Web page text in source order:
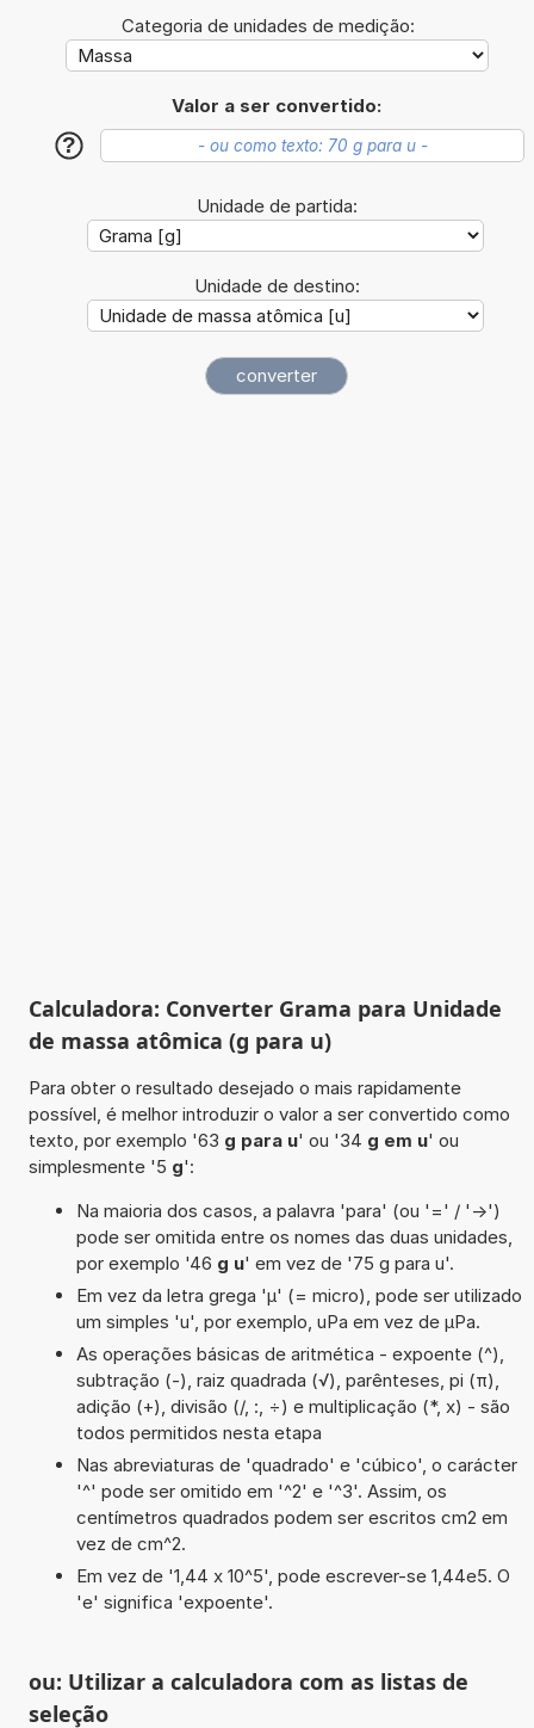
Categoria de unidades de medição:
Valor a ser convertido:
?
Unidade de partida:
Unidade de destino:
Calculadora: Converter Grama para Unidade
de massa atômica (g para u)
Para obter o resultado desejado o mais rapidamente
possível, é melhor introduzir o valor a ser convertido como
texto, por exemplo '63 g para u' ou '34 g em u' ou
simplesmente '5 g':
Na maioria dos casos, a palavra 'para' (ou '=' / '->')
pode ser omitida entre os nomes das duas unidades,
por exemplo '46 g u' em vez de '75 g para u'.
Em vez da letra grega 'µ' (= micro), pode ser utilizado
um simples 'u', por exemplo, uPa em vez de µPa.
As operações básicas de aritmética - expoente (^),
subtração (-), raiz quadrada (√), parênteses, pi (π),
adição (+), divisão (/, :, ÷) e multiplicação (*, x) - são
todos permitidos nesta etapa
Nas abreviaturas de 'quadrado' e 'cúbico', o carácter
'^' pode ser omitido em '^2' e '^3'. Assim, os
centímetros quadrados podem ser escritos cm2 em
vez de cm^2.
Em vez de '1,44 x 10^5', pode escrever-se 1,44e5. O
'e' significa 'expoente'.
ou: Utilizar a calculadora com as listas de
seleção